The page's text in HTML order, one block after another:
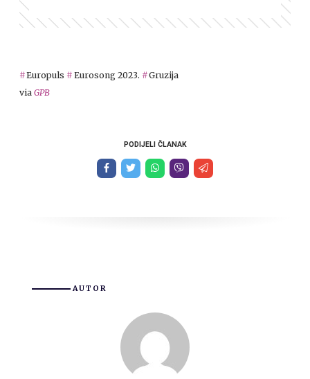
Europuls Eurosong 2023.
Gruzija
via GPB
PODIJELI ČLANAK
AUTOR